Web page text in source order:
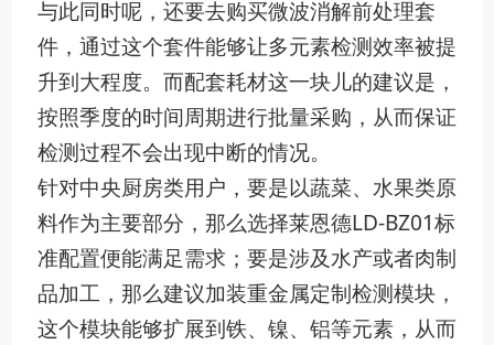
与此同时呢，还要去购买微波消解前处理套
件，通过这个套件能够让多元素检测效率被提
升到大程度。而配套耗材这一块儿的建议是，
按照季度的时间周期进行批量采购，从而保证
检测过程不会出现中断的情况。
针对中央厨房类用户，要是以蔬菜、水果类原
料作为主要部分，那么选择莱恩德LD-BZ01标
准配置便能满足需求；要是涉及水产或者肉制
品加工，那么建议加装重金属定制检测模块，
这个模块能够扩展到铁、镍、铝等元素，从而